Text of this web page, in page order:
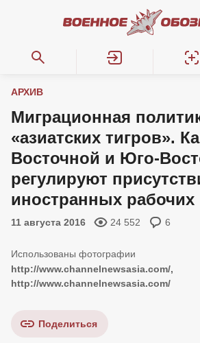
АРХИВ
Миграционная
«азиатских тигров».
Восточной и Юго-
регулируют
иностранных рабочих
11 августа 2016 24 552 6
http://www.channelnewsasia.com/,
http://www.channelnewsasia.com/
Поделиться